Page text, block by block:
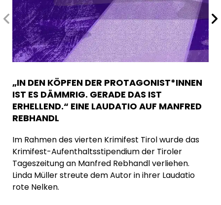
„IN DEN KÖPFEN DER PROTAGONIST*INNEN
IST ES DÄMMRIG. GERADE DAS IST
ERHELLEND.“ EINE LAUDATIO AUF MANFRED
REBHANDL
Im Rahmen des vierten Krimifest Tirol wurde das
Krimifest-Aufenthaltsstipendium der Tiroler
Tageszeitung an Manfred Rebhandl verliehen.
Linda Müller streute dem Autor in ihrer Laudatio
rote Nelken.